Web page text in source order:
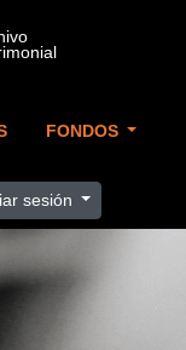
FONDOS
sesión